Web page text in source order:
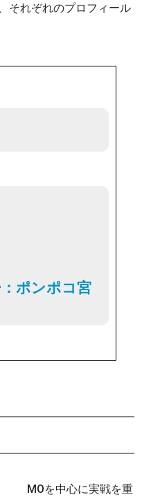
それぞれのプロフィール
ポンポコ宮
MOを中心に実戦を重